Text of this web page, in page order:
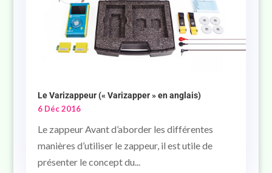
Le Varizappeur (« Varizapper » en anglais)
6 Déc 2016
Le zappeur Avant d’aborder les différentes
manières d’utiliser le zappeur, il est utile de
présenter le concept du...